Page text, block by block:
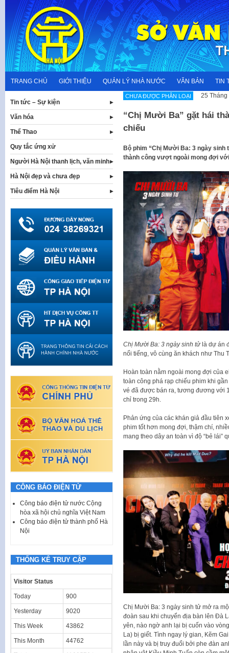
content
TRANG CHỦ GIỚI THIỆU QUẢN LÝ NHÀ NƯỚC VĂN BẢN TIN
CHƯA ĐƯỢC PHÂN LOẠI 25 Tháng
“Chị Mười Ba” gặt hái
chiếu
Bộ phim “Chị Mười Ba: 3 ngày
thành công vượt ngoài mong đợi
Chị Mười Ba: 3 ngày sinh tửlà dự án
nổi tiếng, vô cùng ăn khách như Thu
Hoàn toàn nằm ngoài mong đợi của
toàn công phá rạp chiếu phim khi
vé đã được bán ra, tương đương với
chỉ trong 29h.
Phản ứng của các khán giả đầu tiên
phim tốt hơn mong đợi, thậm chí,
mang theo dây an toàn vì độ “bẻ lái”
Chị Mười Ba: 3 ngày sinh tử mở ra
đoàn sau khi chuyển địa bàn lên Đà
yên, nào ngờ anh lại bị cuốn vào
La) bị giết. Tình ngay lý gian, Kẽm
lần này và bị truy đuổi bởi phe đàn
Tin tức – Sự kiện
Văn hóa
Thể Thao
Quy tắc ứng xử
Người Hà Nội thanh lịch, văn minh
Hà Nội đẹp và chưa đẹp
Tiêu điểm Hà Nội
CÔNG BÁO ĐIỆN TỬ
Công báo điện tử nước Cộng
hòa xã hội chủ nghĩa Việt Nam
Công báo điện tử thành phố Hà
Nội
THỐNG KÊ TRUY CẬP
Visitor Status
Today 900
Yesterday 9020
This Week 43862
This Month 44762